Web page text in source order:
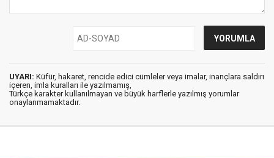
UYARI: Küfür, hakaret, rencide edici cümleler veya imalar, inançlara saldırı
içeren, imla kuralları ile yazılmamış,
Türkçe karakter kullanılmayan ve büyük harflerle yazılmış yorumlar
onaylanmamaktadır.